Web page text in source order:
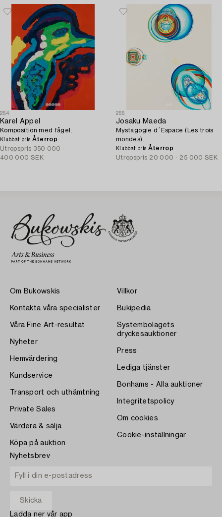
254
Karel Appel
Komposition med fågel.
Klubbat pris Återrop
Utropspris 350 000 -
400 000 SEK
255
Josaku Maeda
Mystagogie d´Espace (Les trois
mondes).
Klubbat pris Återrop
Utropspris 20 000 - 25 000 SEK
Om Bukowskis
Kontakta våra specialister
Våra Fine Art-resultat
Nyheter
Hemvärdering
Kundservice
Transport och uthämtning
Private Sales
Värdera & sälja
Köpa på auktion
Villkor
Bukipedia
Systembolagets
dryckesauktioner
Press
Lediga tjänster
Bonhams - Alla auktioner
Integritetspolicy
Om cookies
Cookie-inställningar
Nyhetsbrev
Ladda ner vår app